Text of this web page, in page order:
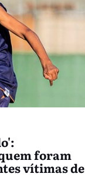
foram
vítimas de